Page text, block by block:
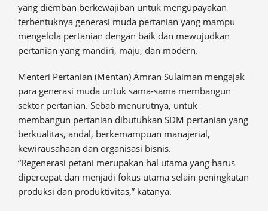
yang diemban berkewajiban untuk mengupayakan
terbentuknya generasi muda pertanian yang mampu
mengelola pertanian dengan baik dan mewujudkan
pertanian yang mandiri, maju, dan modern.
Menteri Pertanian (Mentan) Amran Sulaiman mengajak
para generasi muda untuk sama-sama membangun
sektor pertanian. Sebab menurutnya, untuk
membangun pertanian dibutuhkan SDM pertanian yang
berkualitas, andal, berkemampuan manajerial,
kewirausahaan dan organisasi bisnis.
“Regenerasi petani merupakan hal utama yang harus
dipercepat dan menjadi fokus utama selain peningkatan
produksi dan produktivitas,” katanya.